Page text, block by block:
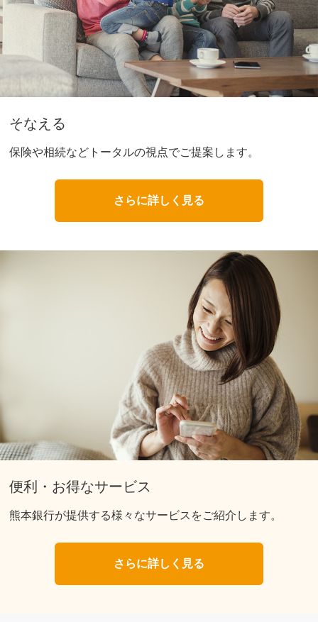
そなえる
保険や相続などトータルの視点でご提案します。
さらに詳しく見る
便利・お得なサービス
熊本銀行が提供する様々なサービスをご紹介します。
さらに詳しく見る